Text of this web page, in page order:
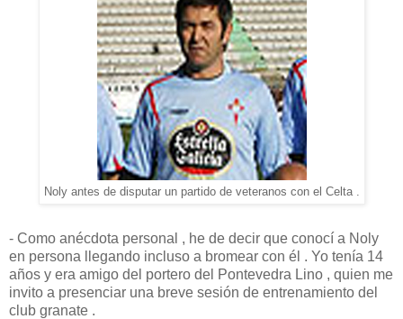
Noly antes de disputar un partido de veteranos con el Celta .
- Como anécdota personal , he de decir que conocí a Noly
en persona llegando incluso a bromear con él . Yo tenía 14
años y era amigo del portero del Pontevedra Lino , quien me
invito a presenciar una breve sesión de entrenamiento del
club granate .